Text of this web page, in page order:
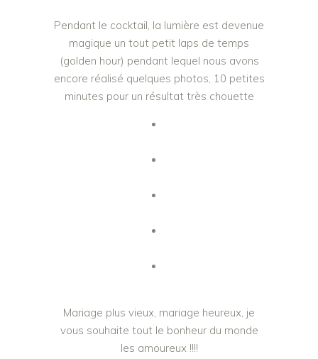
Pendant le cocktail, la lumière est devenue
magique un tout petit laps de temps
(golden hour) pendant lequel nous avons
encore réalisé quelques photos, 10 petites
minutes pour un résultat très chouette
Mariage plus vieux, mariage heureux, je
vous souhaite tout le bonheur du monde
les amoureux !!!!